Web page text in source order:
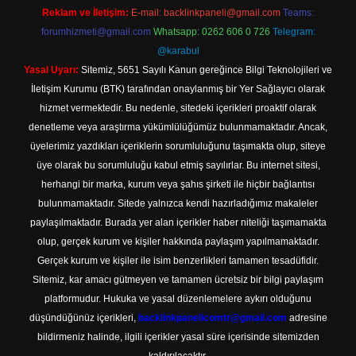
Reklam ve İletişim: E-mail: backlinkpaneli@gmail.com Teams:
forumhizmeti@gmail.com Whatsapp: 0262 606 0 726 Telegram:
@karabul
Yasal Uyarı: Sitemiz, 5651 Sayılı Kanun gereğince Bilgi Teknolojileri ve
İletişim Kurumu (BTK) tarafından onaylanmış bir Yer Sağlayıcı olarak
hizmet vermektedir. Bu nedenle, sitedeki içerikleri proaktif olarak
denetleme veya araştırma yükümlülüğümüz bulunmamaktadır. Ancak,
üyelerimiz yazdıkları içeriklerin sorumluluğunu taşımakta olup, siteye
üye olarak bu sorumluluğu kabul etmiş sayılırlar. Bu internet sitesi,
herhangi bir marka, kurum veya şahıs şirketi ile hiçbir bağlantısı
bulunmamaktadır. Sitede yalnızca kendi hazırladığımız makaleler
paylaşılmaktadır. Burada yer alan içerikler haber niteliği taşımamakta
olup, gerçek kurum ve kişiler hakkında paylaşım yapılmamaktadır.
Gerçek kurum ve kişiler ile isim benzerlikleri tamamen tesadüfidir.
Sitemiz, kar amacı gütmeyen ve tamamen ücretsiz bir bilgi paylaşım
platformudur. Hukuka ve yasal düzenlemelere aykırı olduğunu
düşündüğünüz içerikleri, backlinkpanelicomtr@gmail.com adresine
bildirmeniz halinde, ilgili içerikler yasal süre içerisinde sitemizden